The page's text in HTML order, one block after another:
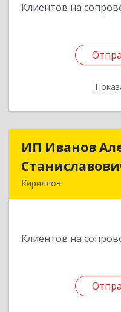
Клиентов на
ИП Иванов
Кириллов
Клиентов на
ИП